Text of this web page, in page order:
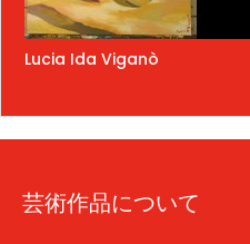
Lucia Ida Viganò
芸術作品について